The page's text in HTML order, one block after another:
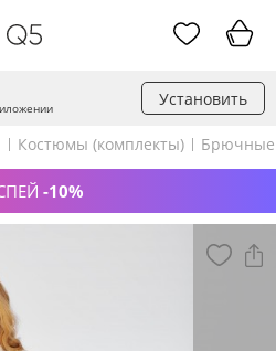
Установить
Костюмы (комплекты)
-10%